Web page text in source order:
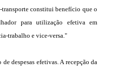
transporte constitui benefício que o
para utilização efetiva em
trabalho e vice-versa."
despesas efetivas. A recepção da